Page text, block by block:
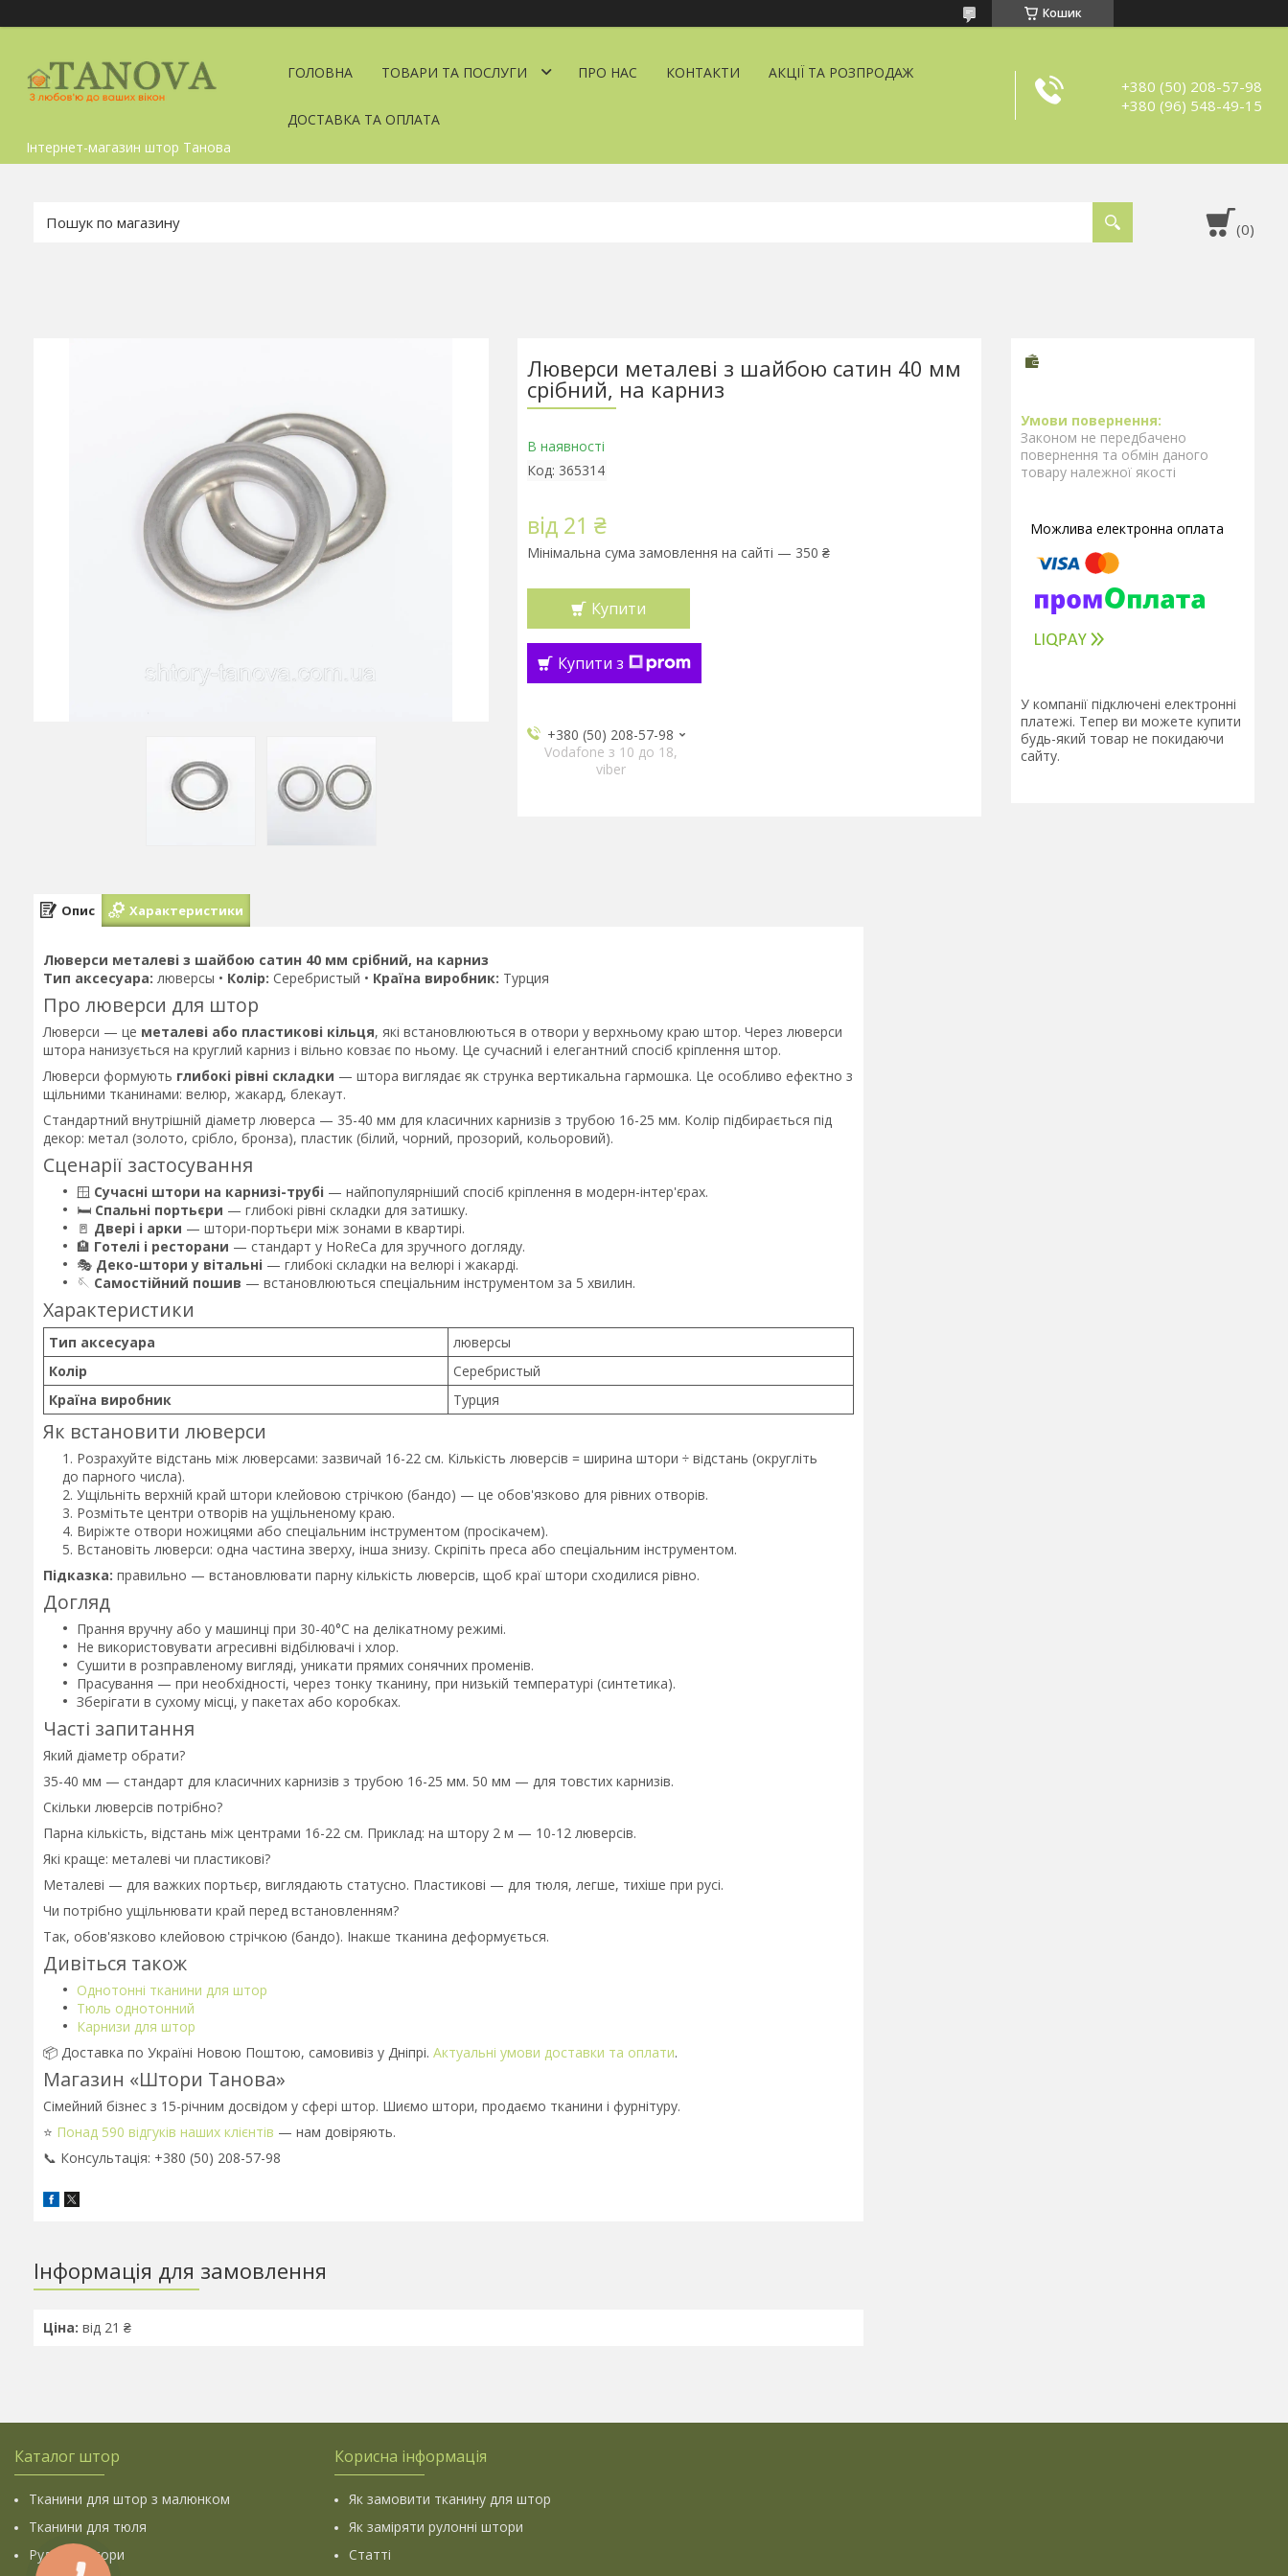
Кошик
Інтернет-магазин штор Танова
ГОЛОВНА ТОВАРИ ТА ПОСЛУГИ ПРО НАС КОНТАКТИ АКЦІЇ ТА РОЗПРОДАЖ
ДОСТАВКА ТА ОПЛАТА
+380 (50) 208-57-98
+380 (96) 548-49-15
Люверси металеві з шайбою сатин 40 мм
срібний, на карниз
В наявності
Код: 365314
від 21 ₴
Мінімальна сума замовлення на сайті — 350 ₴
Купити
Купити з
+380 (50) 208-57-98
Vodafone з 10 до 18,
viber
Законом не передбачено
повернення та обмін даного
товару належної якості
У компанії підключені електронні
платежі. Тепер ви можете купити
будь-який товар не покидаючи
сайту.
Опис Характеристики
Люверси металеві з шайбою сатин 40 мм срібний, на карниз
Тип аксесуара: люверсы • Колір: Серебристый • Країна виробник: Турция
Про люверси для штор
Люверси — це металеві або пластикові кільця, які встановлюються в отвори у верхньому краю штор. Через люверси
штора нанизується на круглий карниз і вільно ковзає по ньому. Це сучасний і елегантний спосіб кріплення штор.
Люверси формують глибокі рівні складки — штора виглядає як струнка вертикальна гармошка. Це особливо ефектно з
щільними тканинами: велюр, жакард, блекаут.
Стандартний внутрішній діаметр люверса — 35-40 мм для класичних карнизів з трубою 16-25 мм. Колір підбирається під
декор: метал (золото, срібло, бронза), пластик (білий, чорний, прозорий, кольоровий).
Сценарії застосування
🪟 Сучасні штори на карнизі-трубі — найпопулярніший спосіб кріплення в модерн-інтер'єрах.
🛏️ Спальні портьєри — глибокі рівні складки для затишку.
🚪 Двері і арки — штори-портьєри між зонами в квартирі.
🏨 Готелі і ресторани — стандарт у HoReCa для зручного догляду.
🎭 Деко-штори у вітальні — глибокі складки на велюрі і жакарді.
🪡 Самостійний пошив — встановлюються спеціальним інструментом за 5 хвилин.
Характеристики
Тип аксесуара
люверсы
Колір
Серебристый
Країна виробник
Турция
Як встановити люверси
Розрахуйте відстань між люверсами: зазвичай 16-22 см. Кількість люверсів = ширина штори ÷ відстань (округліть
до парного числа).
Ущільніть верхній край штори клейовою стрічкою (бандо) — це обов'язково для рівних отворів.
Розмітьте центри отворів на ущільненому краю.
Виріжте отвори ножицями або спеціальним інструментом (просікачем).
Встановіть люверси: одна частина зверху, інша знизу. Скріпіть преса або спеціальним інструментом.
Підказка: правильно — встановлювати парну кількість люверсів, щоб краї штори сходилися рівно.
Догляд
Прання вручну або у машинці при 30-40°C на делікатному режимі.
Не використовувати агресивні відбілювачі і хлор.
Сушити в розправленому вигляді, уникати прямих сонячних променів.
Прасування — при необхідності, через тонку тканину, при низькій температурі (синтетика).
Зберігати в сухому місці, у пакетах або коробках.
Часті запитання
Який діаметр обрати?
35-40 мм — стандарт для класичних карнизів з трубою 16-25 мм. 50 мм — для товстих карнизів.
Скільки люверсів потрібно?
Парна кількість, відстань між центрами 16-22 см. Приклад: на штору 2 м — 10-12 люверсів.
Які краще: металеві чи пластикові?
Металеві — для важких портьєр, виглядають статусно. Пластикові — для тюля, легше, тихіше при русі.
Чи потрібно ущільнювати край перед встановленням?
Так, обов'язково клейовою стрічкою (бандо). Інакше тканина деформується.
Дивіться також
Однотонні тканини для штор
Тюль однотонний
Карнизи для штор
📦 Доставка по Україні Новою Поштою, самовивіз у Дніпрі. Актуальні умови доставки та оплати.
Магазин «Штори Танова»
Сімейний бізнес з 15-річним досвідом у сфері штор. Шиємо штори, продаємо тканини і фурнітуру.
⭐ Понад 590 відгуків наших клієнтів — нам довіряють.
📞 Консультація: +380 (50) 208-57-98
Інформація для замовлення
Ціна: від 21 ₴
Каталог штор
Тканини для штор з малюнком
Тканини для тюля
Рулонні штори
Корисна інформація
Як замовити тканину для штор
Як заміряти рулонні штори
Статті